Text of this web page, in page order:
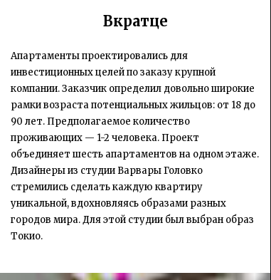
Вкратце
Апартаменты проектировались для
инвестиционных целей по заказу крупной
компании. Заказчик определил довольно широкие
рамки возраста потенциальных жильцов: от 18 до
90 лет. Предполагаемое количество
проживающих — 1-2 человека. Проект
объединяет шесть апартаментов на одном этаже.
Дизайнеры из студии Варвары Головко
стремились сделать каждую квартиру
уникальной, вдохновляясь образами разных
городов мира. Для этой студии был выбран образ
Токио.